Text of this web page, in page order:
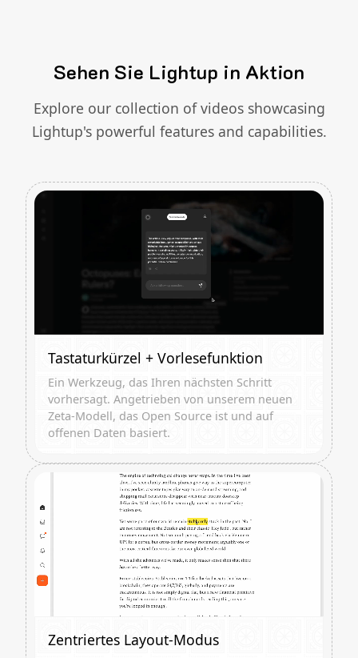
Sehen Sie Lightup in Aktion
Explore our collection of videos showcasing
Lightup's powerful features and capabilities.
Tastaturkürzel + Vorlesefunktion
Ein Werkzeug, das Ihren nächsten Schritt
vorhersagt. Angetrieben von unserem neuen
Zeta-Modell, das Open Source ist und auf
offenen Daten basiert.
Zentriertes Layout-Modus